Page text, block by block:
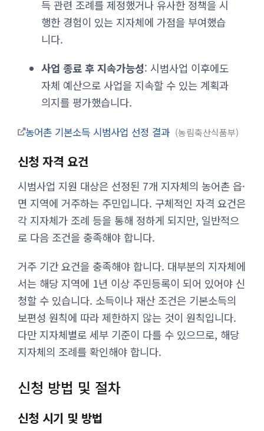
득 관련 조례를 제정했거나 유사한 정책을 시
행한 경험이 있는 지자체에 가점을 부여했습
니다.
사업 종료 후 지속가능성: 시범사업 이후에도
자체 예산으로 사업을 지속할 수 있는 계획과
의지를 평가했습니다.
농어촌 기본소득 시범사업 선정 결과 농림축산식품부
신청 자격 요건
시범사업 지원 대상은 선정된 7개 지자체의 농어촌 읍·
면 지역에 거주하는 주민입니다. 구체적인 자격 요건은
각 지자체가 조례 등을 통해 정하게 되지만, 일반적으
로 다음 조건을 충족해야 합니다.
거주 기간 요건을 충족해야 합니다. 대부분의 지자체에
서는 해당 지역에 1년 이상 주민등록이 되어 있어야 신
청할 수 있습니다. 소득이나 재산 조건은 기본소득의
보편성 원칙에 따라 제한하지 않는 것이 원칙입니다.
다만 지자체별로 세부 기준이 다를 수 있으므로, 해당
지자체의 조례를 확인해야 합니다.
신청 방법 및 절차
신청 시기 및 방법